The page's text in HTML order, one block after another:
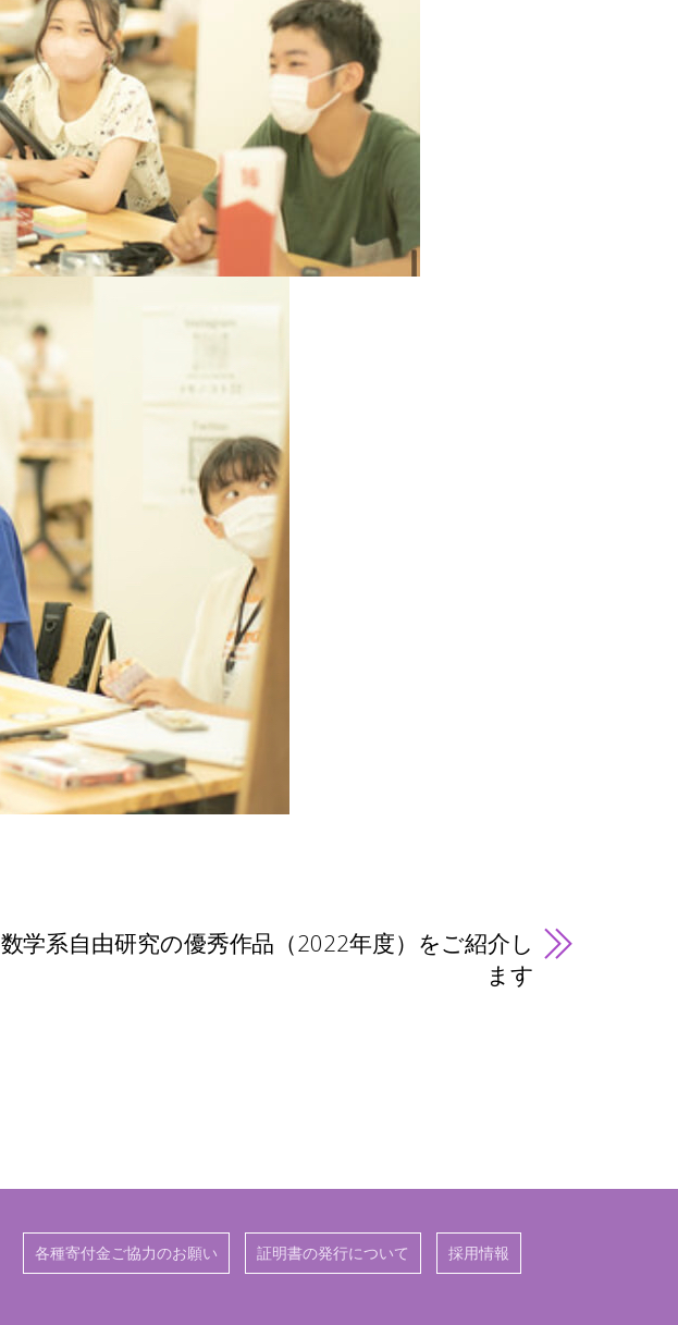
数学系自由研究の優秀作品（2022年度）をご紹介し
ます
各種寄付金ご協力のお願い 証明書の発行について 採用情報